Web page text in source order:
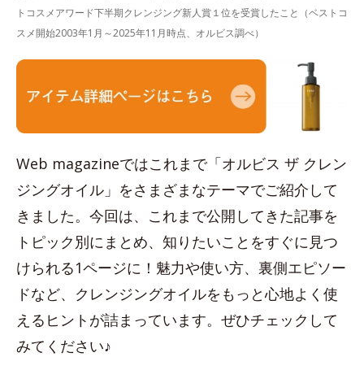
トコスメアワード下半期クレンジング新人賞１位を受賞したこと（ベストコ
スメ開始2003年1月～2025年11月時点、オルビス調べ）
Web magazineではこれまで「オルビス ザ クレン
ジングオイル」をさまざまなテーマでご紹介して
きました。今回は、これまで公開してきた記事を
トピック別にまとめ、知りたいことをすぐに見つ
けられる1ページに！魅力や使い方、裏側エピソー
ドなど、クレンジングオイルをもっと心地よく使
えるヒントが詰まっています。ぜひチェックして
みてください♪